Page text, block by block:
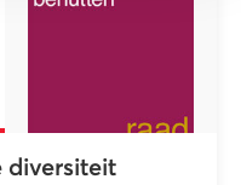
diversiteit